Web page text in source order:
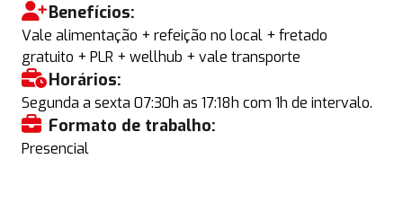
Benefícios:
Vale alimentação + refeição no local + fretado
gratuito + PLR + wellhub + vale transporte
Horários:
Segunda a sexta 07:30h as 17:18h com 1h de intervalo.
Formato de trabalho:
Presencial